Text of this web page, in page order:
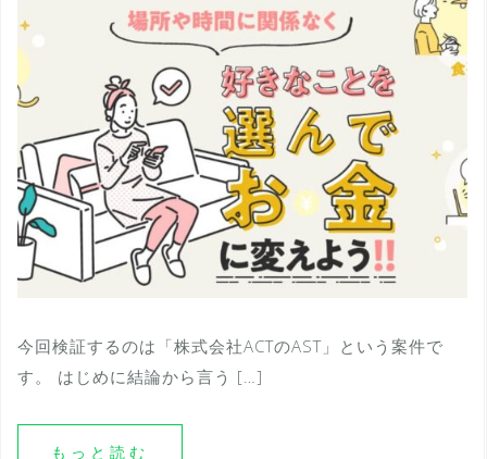
今回検証するのは「株式会社ACTのAST」という案件で
す。 はじめに結論から言う […]
もっと読む